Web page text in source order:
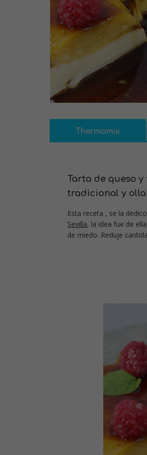
Thermomix
Tarta de queso
tradicional y olla
Esta receta , se la
Sevilla, la idea fue de
de miedo. Reduje